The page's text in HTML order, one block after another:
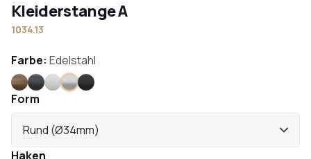
Kleiderstange A
1034.13
Farbe: Edelstahl
Bronze
Anthrazit
WeißEdelstahl
Schwarz
Form
Rund (Ø34mm)
Haken